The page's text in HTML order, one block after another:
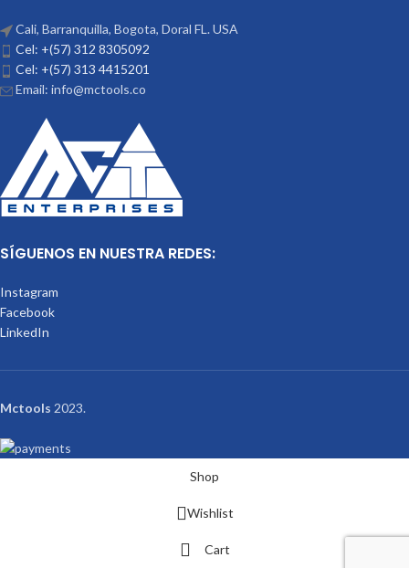
Cali, Barranquilla, Bogota, Doral FL. USA
Cel: +(57) 312 8305092
Cel: +(57) 313 4415201
Email: info@mctools.co
SÍGUENOS EN NUESTRA REDES:
Instagram
Facebook
LinkedIn
Mctools 2023.
Shop
Wishlist
Cart